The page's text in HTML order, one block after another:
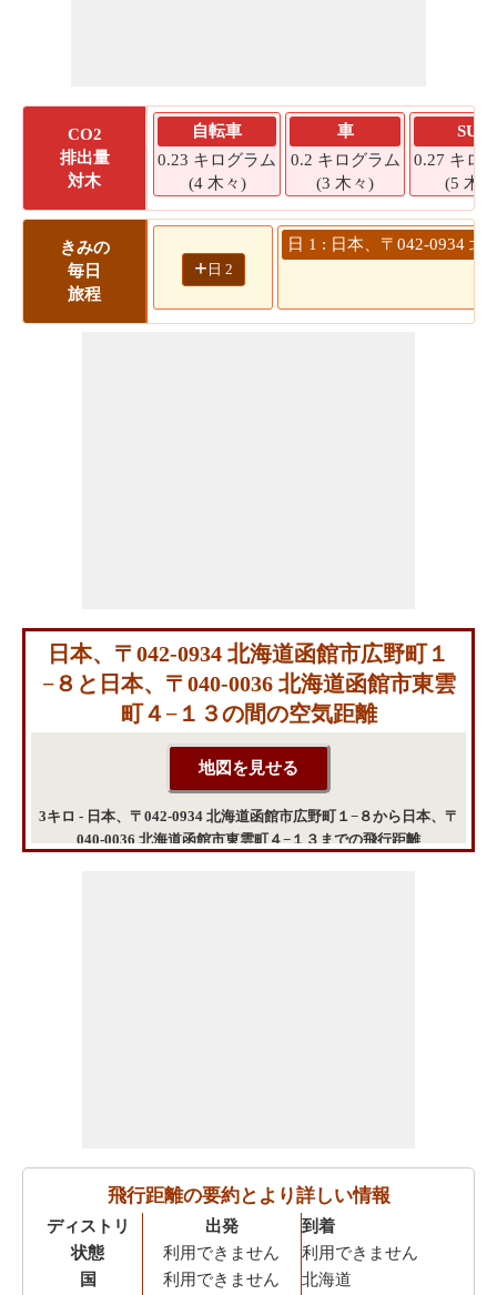
CO2
排出量
対木
自転車
0.23 キログラム
(4 木々)
車
0.2 キログラム
(3 木々)
SUV
0.27 キロ
(5 木
きみの
毎日
旅程
+ 日 2
日 1 : 日本、〒042-0934 北
日本、〒042-0934 北海道函館市広野町１
−８と日本、〒040-0036 北海道函館市東雲
町４−１３の間の空気距離
3キロ - 日本、〒042-0934 北海道函館市広野町１−８から日本、〒
040-0036 北海道函館市東雲町４−１３までの飛行距離
飛行距離の要約とより詳しい情報
ディストリ
状態
国
出発
利用できません
利用できません
到着
利用できません
北海道